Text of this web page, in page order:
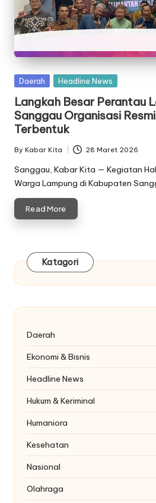
Posted
Daerah Headline News
Langkah Besar Perantau
Sanggau Organisasi
Terbentuk
Posted
by
By Kabar Kita 28 Maret 2026
Sanggau, Kabar Kita — Kegiatan
Warga Lampung di Kabupaten
Read More
Katagori
Daerah
Ekonomi & Bisnis
Headline News
Hukum & Keriminal
Humaniora
Kesehatan
Nasional
Olahraga